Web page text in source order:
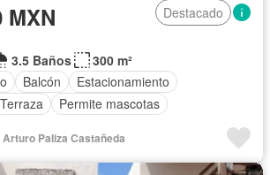
MXN
Destacado
3.5 Baños
300 m²
Balcón
Estacionamiento
Terraza
Permite mascotas
Paliza Castañeda